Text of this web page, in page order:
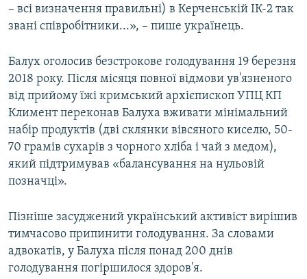
– всі визначення правильні) в Керченській ІК-2 так
звані співробітники...», – пише українець.
Балух оголосив безстрокове голодування 19 березня
2018 року. Після місяця повної відмови ув'язненого
від прийому їжі кримський архієпископ УПЦ КП
Климент переконав Балуха вживати мінімальний
набір продуктів (дві склянки вівсяного киселю, 50-
70 грамів сухарів з чорного хліба і чай з медом),
який підтримував «балансування на нульовій
позначці».
Пізніше засуджений український активіст вирішив
тимчасово припинити голодування. За словами
адвокатів, у Балуха після понад 200 днів
голодування погіршилося здоров'я.